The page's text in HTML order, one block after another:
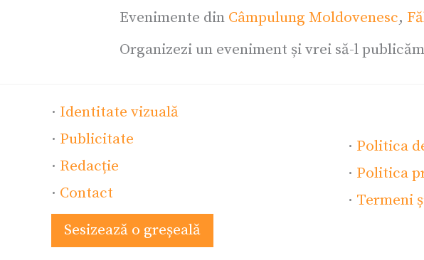
Evenimente din Câmpulung Moldovenesc,
Organizezi un eveniment și vrei să-l
· Identitate vizuală
· Publicitate
· Redacție
· Contact
Sesizează o greșeală
· Politica
· Politica
· Termeni